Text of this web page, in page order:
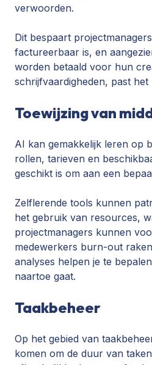
verwoorden.
Dit bespaart
factureerbaar is, en
worden betaald voor hun
schrijfvaardigheden, past het
Toewijzing van
AI kan gemakkelijk leren op
rollen, tarieven en
geschikt is om aan een
Zelflerende tools kunnen
het gebruik van resources,
projectmanagers kunnen
medewerkers burn-out
analyses helpen je te
naartoe gaat.
Taakbeheer
Op het gebied van
komen om de duur van